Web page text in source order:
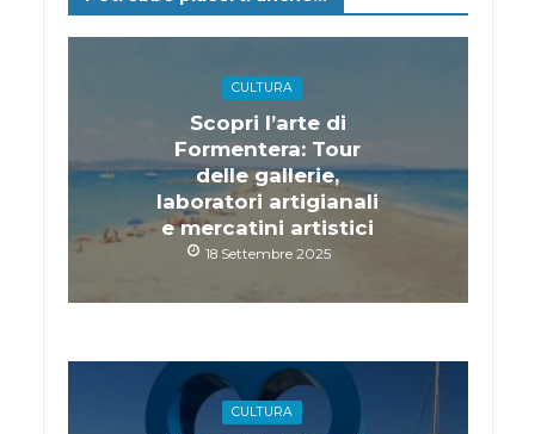
CULTURA
Scopri l’arte di
Formentera: Tour
delle gallerie,
laboratori artigianali
e mercatini artistici
18 Settembre 2025
CULTURA